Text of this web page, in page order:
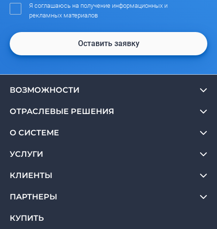
Я соглашаюсь на получение информационных и
рекламных материалов
Оставить заявку
ВОЗМОЖНОСТИ
ОТРАСЛЕВЫЕ РЕШЕНИЯ
О СИСТЕМЕ
УСЛУГИ
КЛИЕНТЫ
ПАРТНЕРЫ
КУПИТЬ